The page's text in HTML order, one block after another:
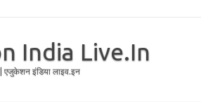
India Live.In
इंडिया लाइव.इन